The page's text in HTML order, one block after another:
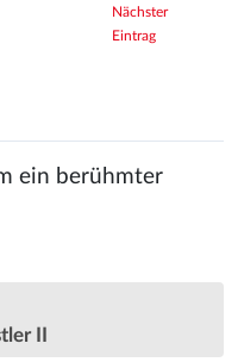
Nächster
Eintrag
ein berühmter
II